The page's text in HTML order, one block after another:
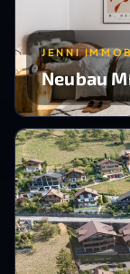
JENNI
Neubau